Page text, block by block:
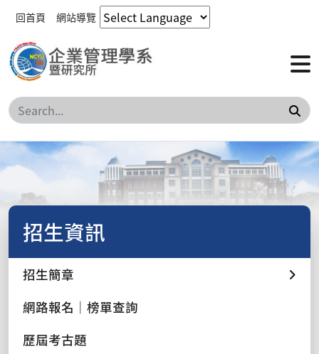
回首頁 網站導覽
搜
招生資訊
招生簡章
網路報名｜榜單查詢
歷屆考古題